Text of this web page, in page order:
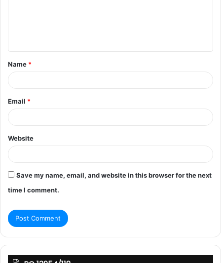
Name *
Email *
Website
Save my name, email, and website in this browser for the next
time I comment.